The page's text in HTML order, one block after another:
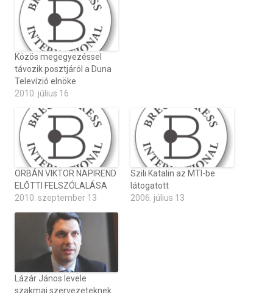
Közös megegyezéssel
távozik posztjáról a Duna
Televízió elnöke
2010. július 16
ORBÁN VIKTOR NAPIREND
ELŐTTI FELSZÓLALÁSA
2010. szeptember 13
Szili Katalin az MTI-be
látogatott
2006. július 13
Lázár János levele
szakmai szervezeteknek